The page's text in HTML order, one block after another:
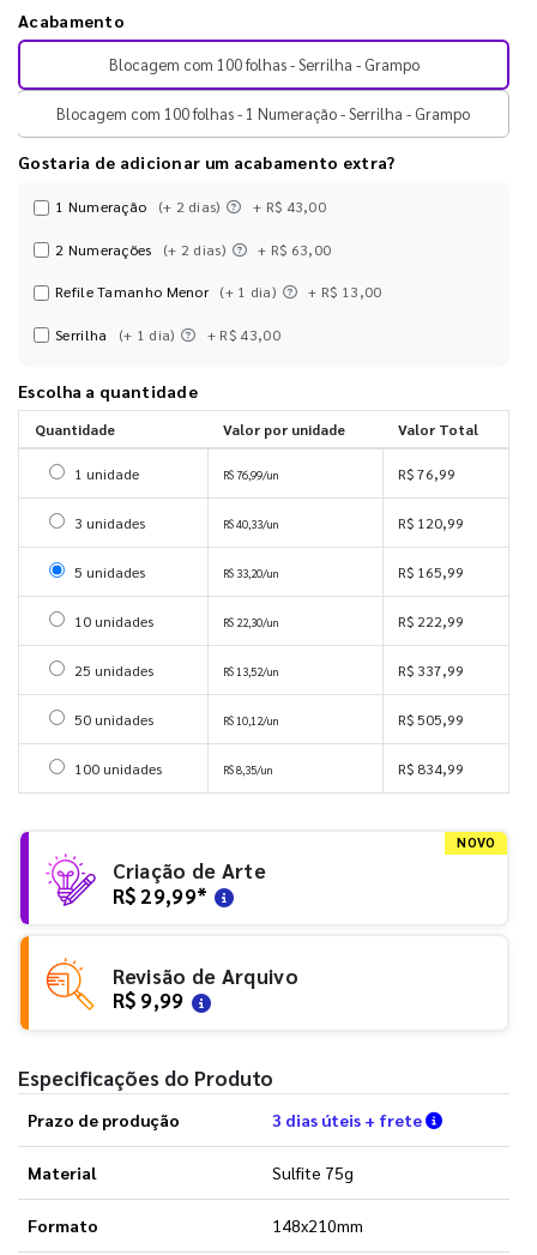
Acabamento
Blocagem com 100 folhas - Serrilha - Grampo
Blocagem com 100 folhas - 1 Numeração - Serrilha - Grampo
Gostaria de adicionar um acabamento extra?
1 Numeração (+ 2 dias) + R$ 43,00
2 Numerações (+ 2 dias) + R$ 63,00
Refile Tamanho Menor (+ 1 dia) + R$ 13,00
Serrilha (+ 1 dia) + R$ 43,00
Escolha a quantidade
Quantidade Valor por unidade Valor Total
Selecionar 1 unidade
1 unidade R$ 76,99/un R$ 76,99
Selecionar 3 unidades
3 unidades R$ 40,33/un R$ 120,99
Selecionar 5 unidades
5 unidades R$ 33,20/un R$ 165,99
Selecionar 10 unidades
10 unidades R$ 22,30/un R$ 222,99
Selecionar 25 unidades
25 unidades R$ 13,52/un R$ 337,99
Selecionar 50 unidades
50 unidades R$ 10,12/un R$ 505,99
Selecionar 100 unidades
100 unidades R$ 8,35/un R$ 834,99
NOVO
Criação de Arte
R$ 29,99*
Revisão de Arquivo
R$ 9,99
Especificações do Produto
Prazo de produção 3 dias úteis + frete Verifique
Material Sulfite 75g
Formato 148x210mm